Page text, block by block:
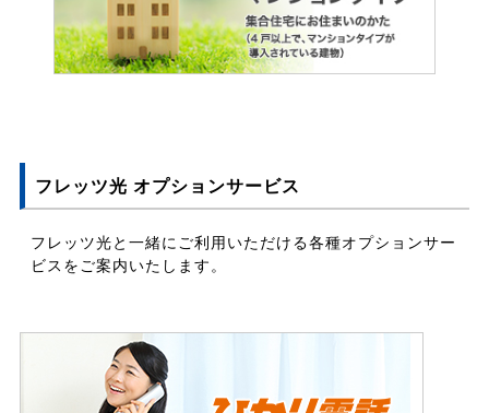
フレッツ光 オプションサービス
フレッツ光と一緒にご利用いただける各種オプションサー
ビスをご案内いたします。